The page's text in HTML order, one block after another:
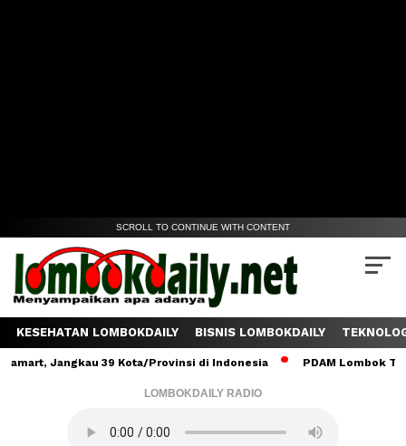
SCROLL TO CONTINUE WITH CONTENT
KESEHATAN LOMBOKDAILY BISNIS LOMBOKDAILY
Jangkau 39 Kota/Provinsi di Indonesia PDAM Lombok Tengah
LOMBOKDAILY RADIO